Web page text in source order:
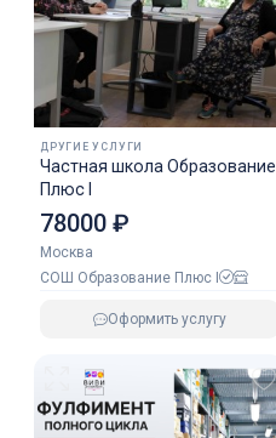
ДРУГИЕ УСЛУГИ
Частная школа Образование
Плюс I
78000 ₽
Москва
СОШ Образование Плюс I
Оформить услугу